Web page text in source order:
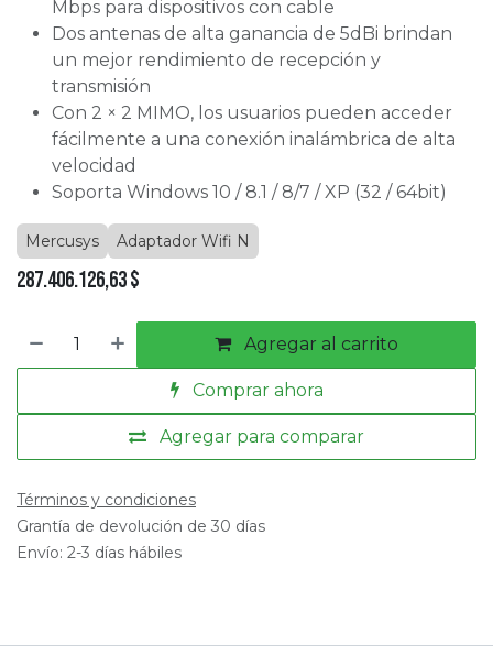
Mbps para dispositivos con cable
Dos antenas de alta ganancia de 5dBi brindan
un mejor rendimiento de recepción y
transmisión
Con 2 × 2 MIMO, los usuarios pueden acceder
fácilmente a una conexión inalámbrica de alta
velocidad
Soporta Windows 10 / 8.1 / 8/7 / XP (32 / 64bit)
Mercusys Adaptador Wifi N
287.406.126,63$
Agregar al carrito
Comprar ahora
Agregar para comparar
Términos y condiciones
Grantía de devolución de 30 días
Envío: 2-3 días hábiles